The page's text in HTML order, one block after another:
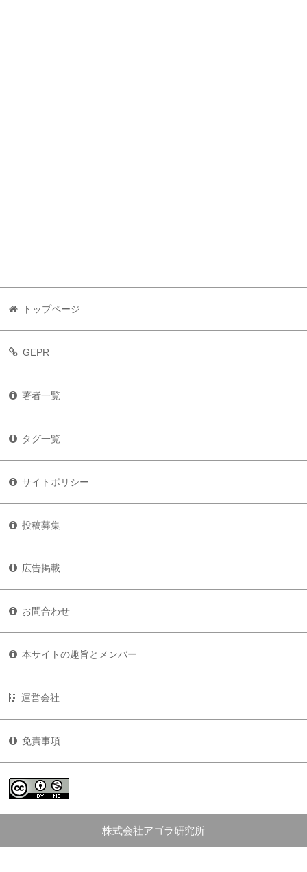
トップページ
GEPR
著者一覧
タグ一覧
サイトポリシー
投稿募集
広告掲載
お問合わせ
本サイトの趣旨とメンバー
運営会社
免責事項
株式会社アゴラ研究所